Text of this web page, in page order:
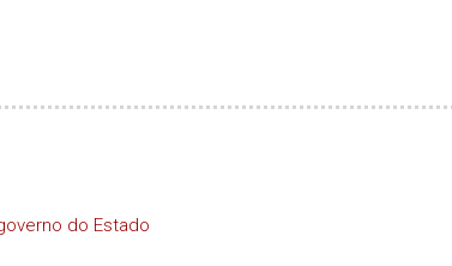
do Estado